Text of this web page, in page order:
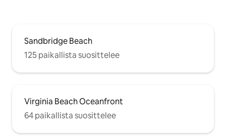
Sandbridge Beach
125 paikallista suosittelee
Virginia Beach Oceanfront
64 paikallista suosittelee